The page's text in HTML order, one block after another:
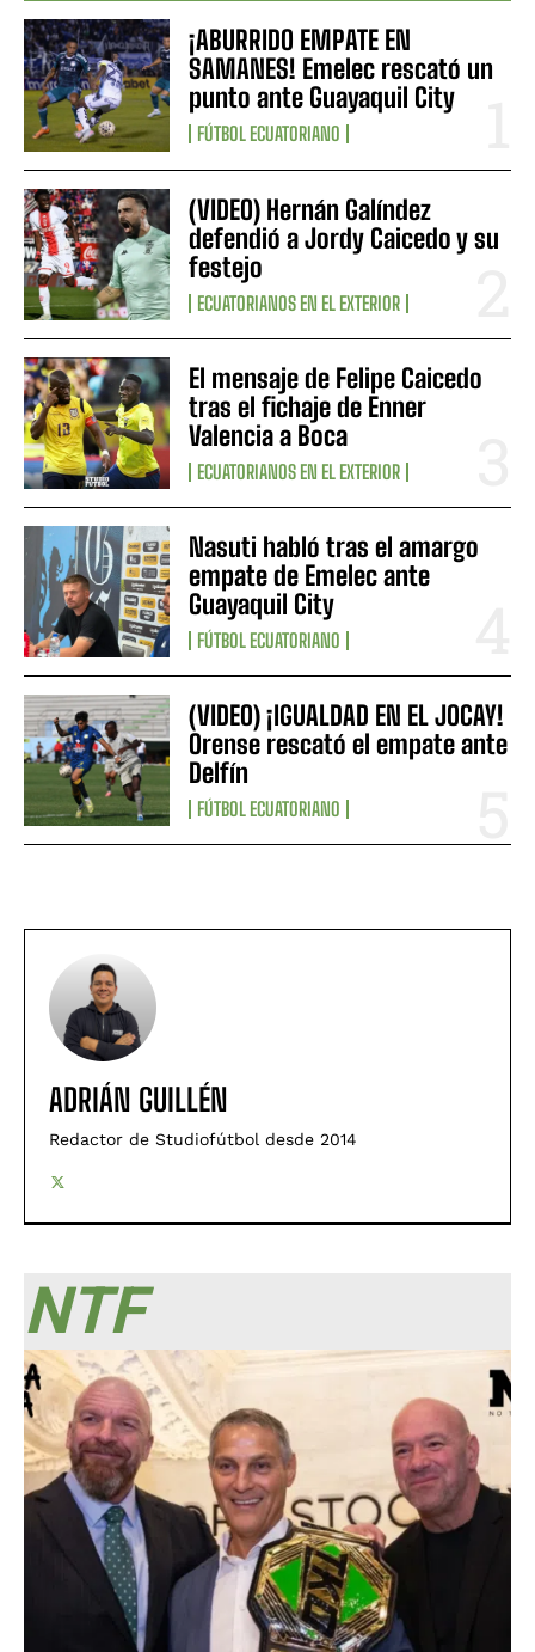
¡ABURRIDO EMPATE EN
SAMANES! Emelec rescató un
punto ante Guayaquil City
FÚTBOL ECUATORIANO
(VIDEO) Hernán Galíndez
defendió a Jordy Caicedo y su
festejo
ECUATORIANOS EN EL EXTERIOR
El mensaje de Felipe Caicedo
tras el fichaje de Enner
Valencia a Boca
ECUATORIANOS EN EL EXTERIOR
Nasuti habló tras el amargo
empate de Emelec ante
Guayaquil City
FÚTBOL ECUATORIANO
(VIDEO) ¡IGUALDAD EN EL JOCAY!
Orense rescató el empate ante
Delfín
FÚTBOL ECUATORIANO
ADRIÁN GUILLÉN
Redactor de Studiofútbol desde 2014
NTF